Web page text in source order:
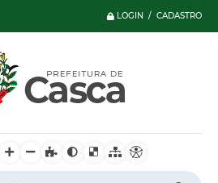
LOGIN / CADASTRO